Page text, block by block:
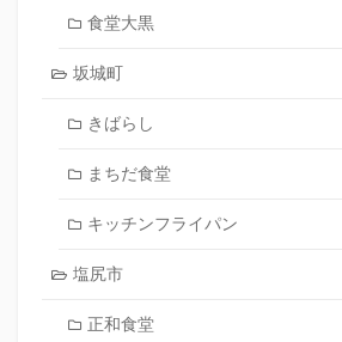
食堂大黒
坂城町
きばらし
まちだ食堂
キッチンフライパン
塩尻市
正和食堂